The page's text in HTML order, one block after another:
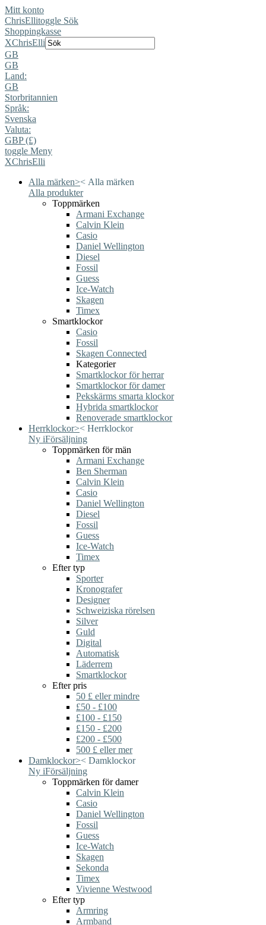
Mitt konto
ChrisEllitoggle Sök
Shoppingkasse
XChrisElli
GB
GB
Land:
GB
Storbritannien
Språk:
Svenska
Valuta:
GBP (£)
toggle Meny
XChrisElli
Alla märken>< Alla märken
Alla produkter
Toppmärken
Armani Exchange
Calvin Klein
Casio
Daniel Wellington
Diesel
Fossil
Guess
Ice-Watch
Skagen
Timex
Smartklockor
Casio
Fossil
Skagen Connected
Kategorier
Smartklockor för herrar
Smartklockor för damer
Pekskärms smarta klockor
Hybrida smartklockor
Renoverade smartklockor
Herrklockor>< Herrklockor
Ny iFörsäljning
Toppmärken för män
Armani Exchange
Ben Sherman
Calvin Klein
Casio
Daniel Wellington
Diesel
Fossil
Guess
Ice-Watch
Timex
Efter typ
Sporter
Kronografer
Designer
Schweiziska rörelsen
Silver
Guld
Digital
Automatisk
Läderrem
Smartklockor
Efter pris
50 £ eller mindre
£50 - £100
£100 - £150
£150 - £200
£200 - £500
500 £ eller mer
Damklockor>< Damklockor
Ny iFörsäljning
Toppmärken för damer
Calvin Klein
Casio
Daniel Wellington
Fossil
Guess
Ice-Watch
Skagen
Sekonda
Timex
Vivienne Westwood
Efter typ
Armring
Armband